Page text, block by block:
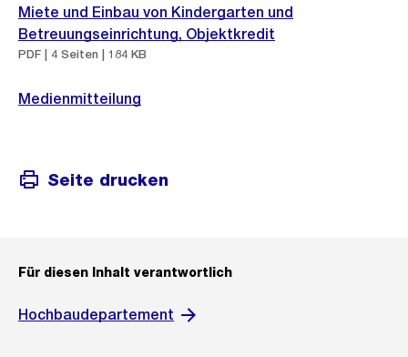
Miete und Einbau von Kindergarten und
Betreuungseinrichtung, Objektkredit
PDF | 4 Seiten | 184 KB
Medienmitteilung
Seite drucken
Für diesen Inhalt verantwortlich
Hochbaudepartement